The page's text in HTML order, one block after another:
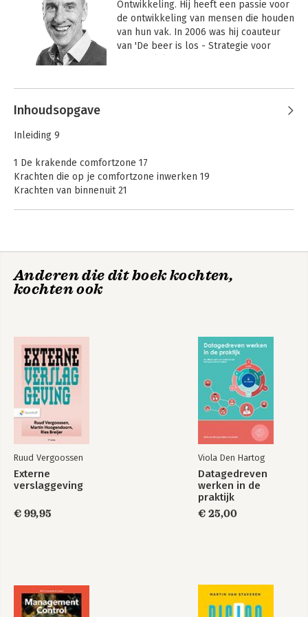
Ontwikkeling. Hij heeft een passie voor
de ontwikkeling van mensen die houden
van hun vak. In 2006 was hij coauteur
van 'De beer is los - Strategie voor
Andere boeken door Hugo Hoetink
comfortzone
Bekijk alle boeken
Inhoudsopgave
Inleiding 9
1 De krakende comfortzone 17
Krachten die op je comfortzone inwerken 19
Krachten van binnenuit 21
Complexiteit 41
Beheerskramp 47
2 Bewegingsruimte 65
Het kompas voor professionele ontwikkeling 66
Domein 1: Talent 69
Domein 2: Business 71
Domein 3: Uitdaging 74
Verkennen van je bewegingsruimte 75
Veld 1: De comfortzone 76
Veld 2: De speelplaats 82
Veld 3: Het stressgebied 88
Veld 4: De hotspot 96
Bewegen over de velden 100
Scan jezelf 101
De volgende stap 111
Richting: het verhaal van jouw talent 122
Energie: volg je drijfveer 130
Anderen die dit boek kochten,
kochten ook
Ruud Vergoossen
Externe
verslaggeving
€ 99,95
Viola Den Hartog
Datagedreven
werken in de
praktijk
€ 25,00